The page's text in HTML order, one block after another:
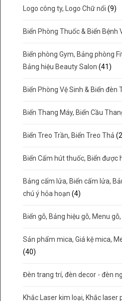
Logo công ty, Logo Chữ nổi (9)
Biển Phòng Thuốc & Biển Bệnh
Biển phòng Gym, Bảng phòng
Bảng hiệu Beauty Salon (41)
Biển Phòng Vệ Sinh & Biển đèn
Biển Thang Máy, Biển Cầu
Biển Treo Trần, Biển Treo Thả
Biển Cấm hút thuốc, Biển được
Bảng cấm lửa, Biển cấm lửa,
chú ý hỏa hoạn (4)
Biển gỗ, Bảng hiệu gỗ, Menu
Sản phẩm mica, Giá kệ mica,
(40)
Đèn trang trí, đèn decor - đèn
Khắc Laser kim loại, Khắc laser